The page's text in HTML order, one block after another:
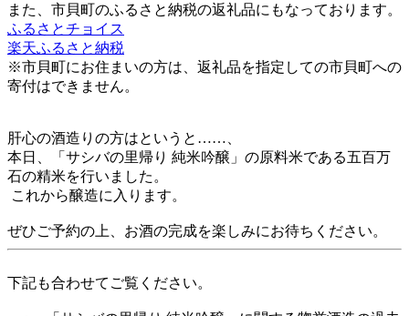
また、市貝町のふるさと納税の返礼品にもなっております。
ふるさとチョイス
楽天ふるさと納税
※市貝町にお住まいの方は、返礼品を指定しての市貝町への
寄付はできません。
肝心の酒造りの方はというと……、
本日、「サシバの里帰り 純米吟醸」の原料米である五百万
石の精米を行いました。
これから醸造に入ります。
ぜひご予約の上、お酒の完成を楽しみにお待ちください。
下記も合わせてご覧ください。